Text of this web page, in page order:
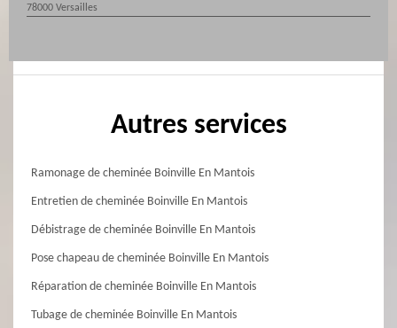
78000 Versailles
Autres services
Ramonage de cheminée Boinville En Mantois
Entretien de cheminée Boinville En Mantois
Débistrage de cheminée Boinville En Mantois
Pose chapeau de cheminée Boinville En Mantois
Réparation de cheminée Boinville En Mantois
Tubage de cheminée Boinville En Mantois